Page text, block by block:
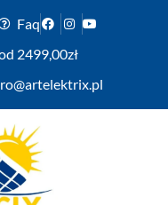
Faq
2499,00zł